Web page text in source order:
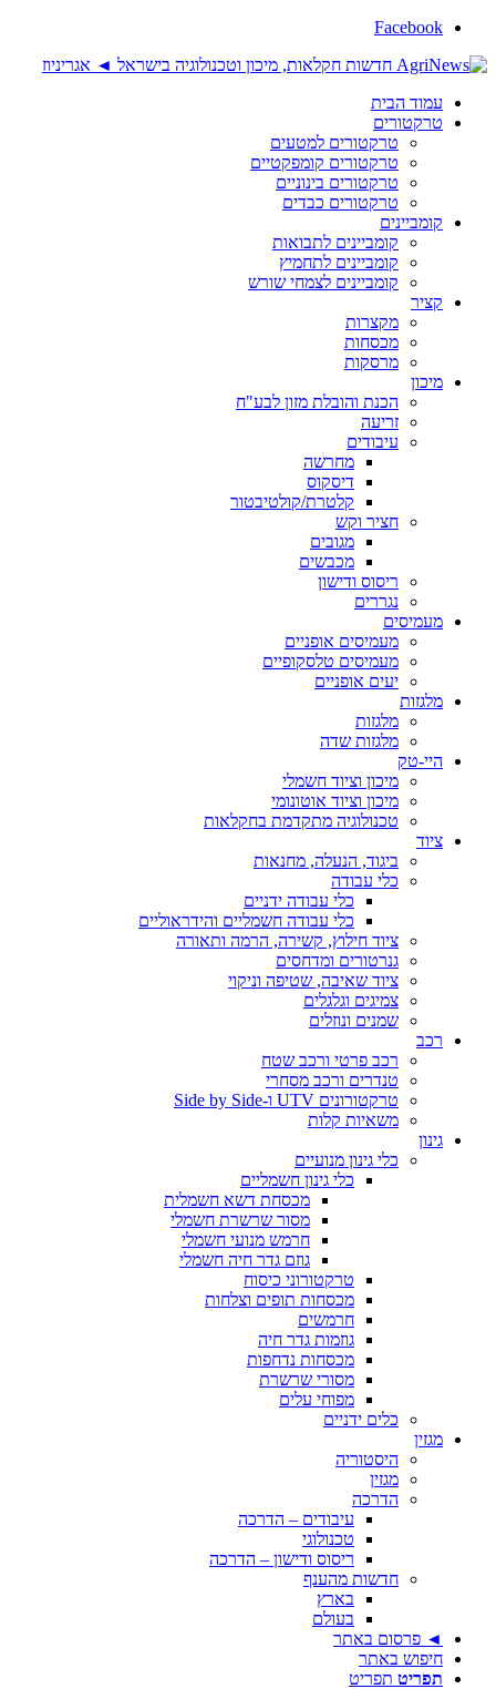
Facebook
עמוד הבית
טרקטורים
טרקטורים למטעים
טרקטורים קומפקטיים
טרקטורים בינוניים
טרקטורים כבדים
קומביינים
קומביינים לתבואות
קומביינים לתחמיץ
קומביינים לצמחי שורש
קציר
מקצרות
מכסחות
מרסקות
מיכון
הכנת והובלת מזון לבע"ח
זריעה
עיבודים
מחרשה
דיסקוס
קלטרת/קולטיבטור
חציר וקש
מגובים
מכבשים
ריסוס ודישון
נגררים
מעמיסים
מעמיסים אופניים
מעמיסים טלסקופיים
יעים אופניים
מלגזות
מלגזות
מלגזות שדה
היי-טק
מיכון וציוד חשמלי
מיכון וציוד אוטונומי
טכנולוגיה מתקדמת בחקלאות
ציוד
ביגוד, הנעלה, מחנאות
כלי עבודה
כלי עבודה ידניים
כלי עבודה חשמליים והידראוליים
ציוד חילוץ, קשירה, הרמה ותאורה
גנרטורים ומדחסים
ציוד שאיבה, שטיפה וניקוי
צמיגים וגלגלים
שמנים ונוזלים
רכב
רכב פרטי ורכב שטח
טנדרים ורכב מסחרי
טרקטורונים UTV ו-Side by Side
משאיות קלות
גינון
כלי גינון מנועיים
כלי גינון חשמליים
מכסחת דשא חשמלית
מסור שרשרת חשמלי
חרמש מנועי חשמלי
גוזם גדר חיה חשמלי
טרקטורוני כיסוח
מכסחות תופים וצלחות
חרמשים
גוזמות גדר חיה
מכסחות נדחפות
מסורי שרשרת
מפוחי עלים
כלים ידניים
מגזין
היסטוריה
מגזין
הדרכה
עיבודים – הדרכה
טכנולוגי
ריסוס ודישון – הדרכה
חדשות מהענף
בארץ
בעולם
◄ פרסום באתר
חיפוש באתר
תפריט תפריט